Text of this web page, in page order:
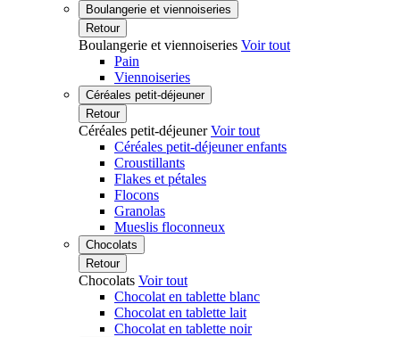
Boulangerie et viennoiseries
Retour
Boulangerie et viennoiseries Voir tout
Pain
Viennoiseries
Céréales petit-déjeuner
Retour
Céréales petit-déjeunerVoir tout
Céréales petit-déjeuner enfants
Croustillants
Flakes et pétales
Flocons
Granolas
Mueslis floconneux
Chocolats
Retour
Chocolats Voir tout
Chocolat en tablette blanc
Chocolat en tablette lait
Chocolat en tablette noir